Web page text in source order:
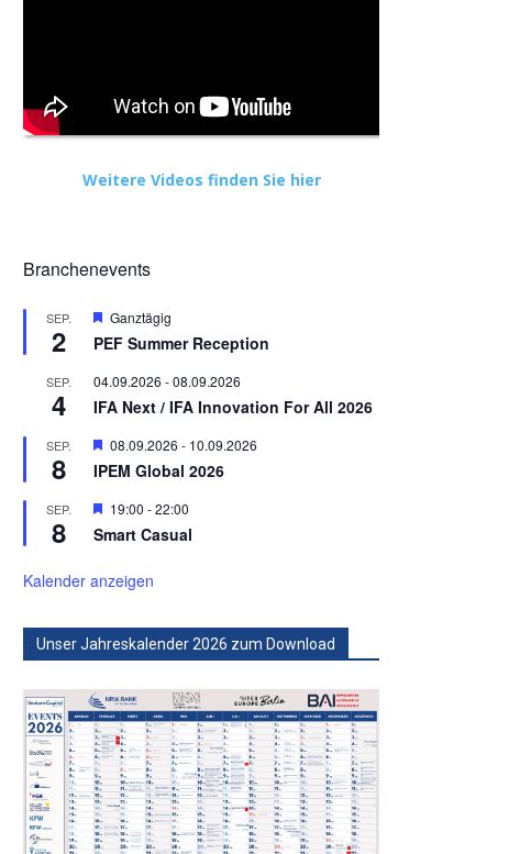
Weitere Videos finden Sie hier
Branchenevents
SEP.
2
Hervorgehoben
Ganztägig
PEF Summer Reception
SEP.
4
04.09.2026 -08.09.2026
IFA Next / IFA Innovation For All 2026
SEP.
8
Hervorgehoben
08.09.2026 - 10.09.2026
IPEM Global 2026
SEP.
8
Hervorgehoben
19:00 -22:00
Smart Casual
Kalender anzeigen
Unser Jahreskalender 2026 zum Download